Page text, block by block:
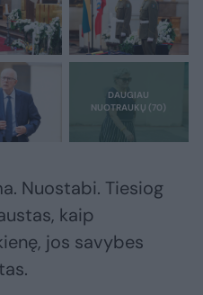
Nuostabi. Tiesiog
kaip
jos savybes